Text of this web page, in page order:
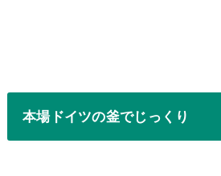
本場ドイツの釜でじっくり